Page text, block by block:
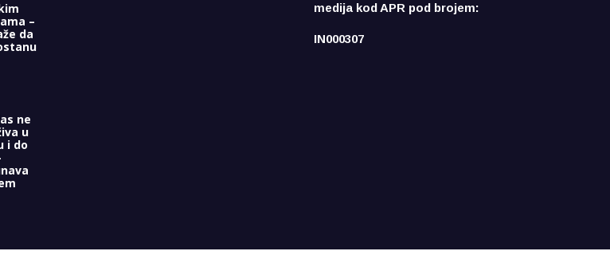
–
da
ne
u
i do
medija kod APR pod brojem:
IN000307